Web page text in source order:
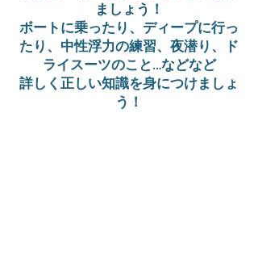
ましょう！
ボートに乗ったり、ディープに行っ
たり、中性浮力の練習、夜潜り、ド
ライスーツのこと…などなど
詳しく正しい知識を身につけましょ
う！